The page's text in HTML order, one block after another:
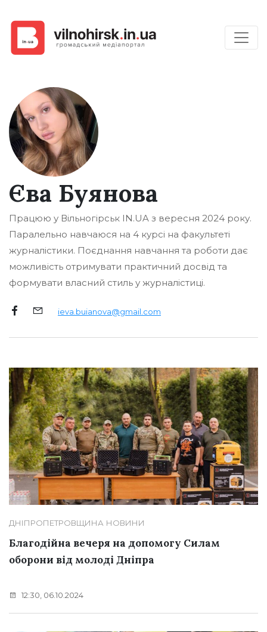
Єва Буянова
Працюю у Вільногірськ IN.UA з вересня 2024 року.
Паралельно навчаюся на 4 курсі на факультеті
журналістики. Поєднання навчання та роботи дає
можливість отримувати практичний досвід та
формувати власний стиль у журналістиці.
ieva.buianova@gmail.com
ДНІПРОПЕТРОВЩИНА НОВИНИ
Благодійна вечеря на допомогу Силам
оборони від молоді Дніпра
12:30, 06.10.2024